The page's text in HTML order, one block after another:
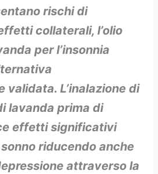
rischi di
collaterali, l’olio
per l’insonnia
L’inalazione di
lavanda prima di
effetti significativi
riducendo anche
attraverso la